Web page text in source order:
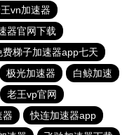
vn加速器
器官网下载
费梯子加速器app七天
极光加速器
白鲸加速
老王vp官网
器
快连加速器app